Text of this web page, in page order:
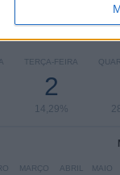
Nº DE
TERÇA-FEIRA
2
14,29%
MARÇO ABRIL MAIO